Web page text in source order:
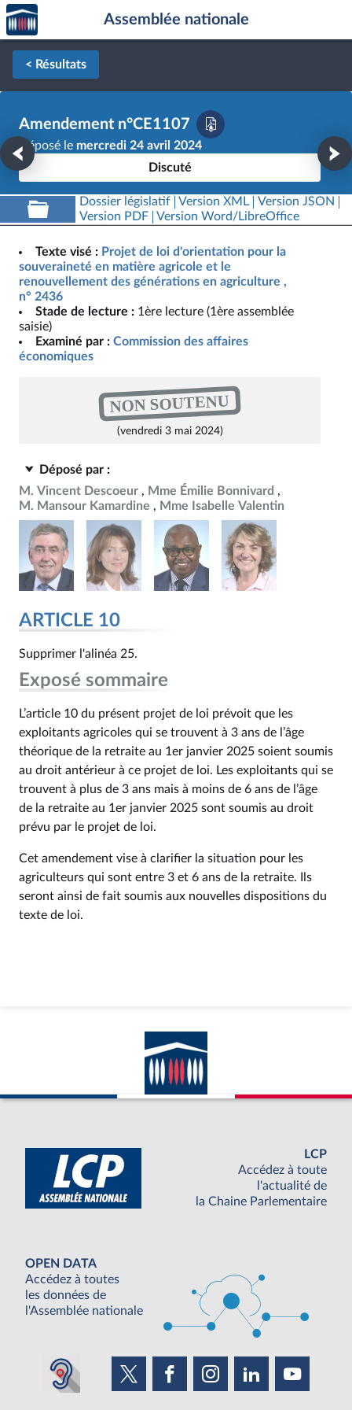
Aller au contenu
Aller en bas de la page
Accèder
à la
page
d'accueil
Assemblée nationale
< Résultats
Amendement n°CE1107
Déposé le mercredi 24 avril 2024
Discuté
Dossier législatif Version XML
Version JSON
Version PDF
Version Word/LibreOffice
Texte visé : Projet de loi d'orientation pour la
souveraineté en matière agricole et le
renouvellement des générations en agriculture ,
n° 2436
Stade de lecture : 1ère lecture (1ère assemblée
saisie)
Examiné par : Commission des affaires
économiques
NON SOUTENU
(vendredi 3 mai 2024)
Déposé par :
M. Vincent Descoeur
Mme Émilie Bonnivard
M. Mansour Kamardine
Mme Isabelle Valentin
ARTICLE 10
Supprimer l'alinéa 25.
Exposé sommaire
L’article 10 du présent projet de loi prévoit que les
exploitants agricoles qui se trouvent à 3 ans de l’âge
théorique de la retraite au 1er janvier 2025 soient soumis
au droit antérieur à ce projet de loi. Les exploitants qui se
trouvent à plus de 3 ans mais à moins de 6 ans de l’âge
de la retraite au 1er janvier 2025 sont soumis au droit
prévu par le projet de loi.
Cet amendement vise à clarifier la situation pour les
agriculteurs qui sont entre 3 et 6 ans de la retraite. Ils
seront ainsi de fait soumis aux nouvelles dispositions du
texte de loi.
LCP
Accédez à toute
l'actualité de
la Chaine Parlementaire
OPEN DATA
Accédez à toutes
les données de
l'Assemblée nationale